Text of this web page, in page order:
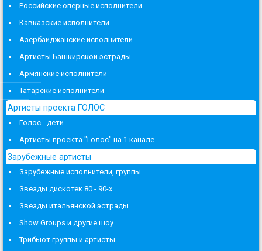
Российские оперные исполнители
Кавказские исполнители
Азербайджанские исполнители
Артисты Башкирской эстрады
Армянские исполнители
Татарские исполнители
Артисты проекта ГОЛОС
Голос - дети
Артисты проекта "Голос" на 1 канале
Зарубежные артисты
Зарубежные исполнители, группы
Звезды дискотек 80 - 90-х
Звезды итальянской эстрады
Show Groups и другие шоу
Трибьют группы и артисты